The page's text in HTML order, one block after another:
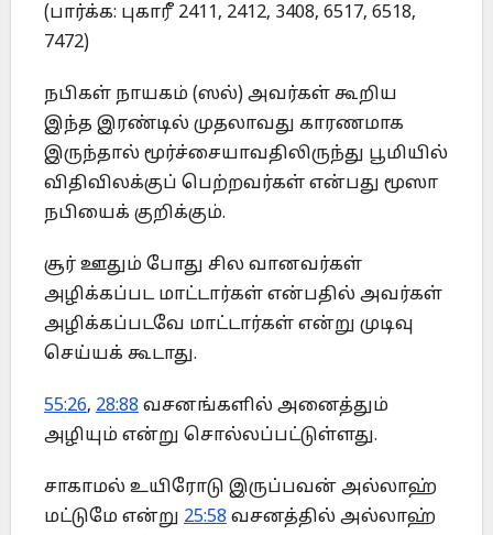
(பார்க்க: புகாரீ 2411, 2412, 3408, 6517, 6518,
7472)
நபிகள் நாயகம் (ஸல்) அவர்கள் கூறிய
இந்த இரண்டில் முதலாவது காரணமாக
இருந்தால் மூர்ச்சையாவதிலிருந்து பூமியில்
விதிவிலக்குப் பெற்றவர்கள் என்பது மூஸா
நபியைக் குறிக்கும்.
சூர் ஊதும் போது சில வானவர்கள்
அழிக்கப்பட மாட்டார்கள் என்பதில் அவர்கள்
அழிக்கப்படவே மாட்டார்கள் என்று முடிவு
செய்யக் கூடாது.
55:26, 28:88 வசனங்களில் அனைத்தும்
அழியும் என்று சொல்லப்பட்டுள்ளது.
சாகாமல் உயிரோடு இருப்பவன் அல்லாஹ்
மட்டுமே என்று 25:58 வசனத்தில் அல்லாஹ்